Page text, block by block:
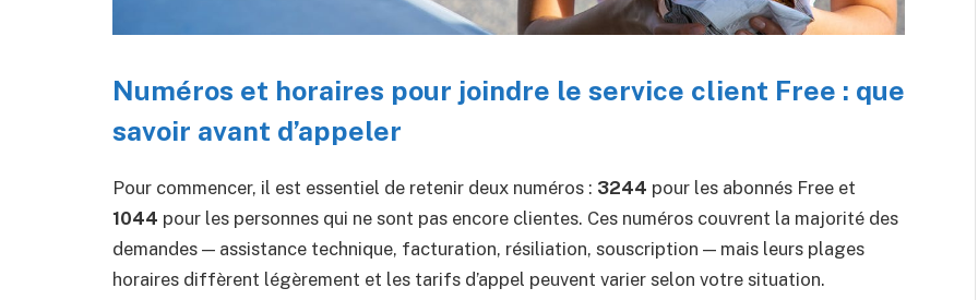
Numéros et horaires pour joindre le service client Free : que
savoir avant d’appeler
Pour commencer, il est essentiel de retenir deux numéros : 3244 pour les abonnés Free et
1044 pour les personnes qui ne sont pas encore clientes. Ces numéros couvrent la majorité des
demandes — assistance technique, facturation, résiliation, souscription — mais leurs plages
horaires diffèrent légèrement et les tarifs d’appel peuvent varier selon votre situation.